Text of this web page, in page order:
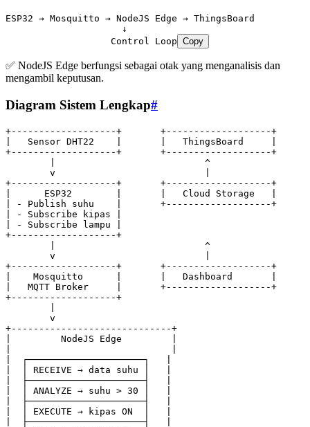
ESP32 → Mosquitto → NodeJS Edge → ThingsBoard
                     ↓
                   Control Loop
Copy
✅ NodeJS Edge berfungsi sebagai otak yang menganalisis dan
mengambil keputusan.
Diagram Sistem Lengkap#
+-------------------+       +-------------------+
|   Sensor DHT22    |       |   ThingsBoard     |
+-------------------+       +-------------------+
        |                           ^
        v                           |
+-------------------+       +-------------------+
|      ESP32        |       |   Cloud Storage   |
| - Publish suhu    |       +-------------------+
| - Subscribe kipas |
| - Subscribe lampu |
+-------------------+
        |                           ^
        v                           |
+-------------------+       +-------------------+
|    Mosquitto      |       |   Dashboard       |
|   MQTT Broker     |       +-------------------+
+-------------------+
        v
+-----------------------------+
|         NodeJS Edge         |
|  ┌─────────────────────┐   |
|  │ RECEIVE → data suhu │   |
|  ├─────────────────────┤   |
|  │ ANALYZE → suhu > 30 │   |
|  ├─────────────────────┤   |
|  │ EXECUTE → kipas ON  │   |
|  ├─────────────────────┤   |